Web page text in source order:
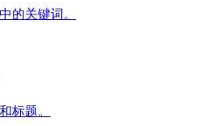
的关键词。
标题。